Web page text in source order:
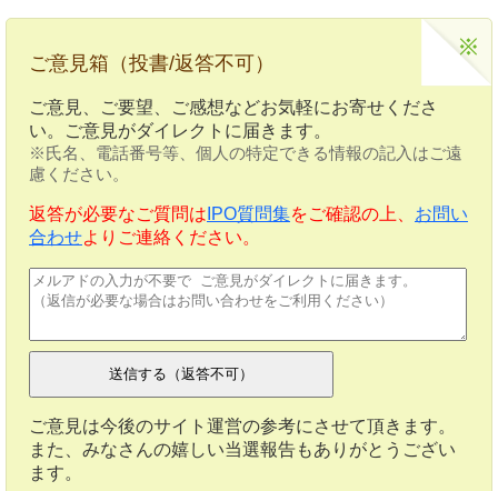
ご意見箱（投書/返答不可）
ご意見、ご要望、ご感想などお気軽にお寄せくださ
い。ご意見がダイレクトに届きます。
※氏名、電話番号等、個人の特定できる情報の記入はご遠
慮ください。
返答が必要なご質問は IPO質問集をご確認の上、 お問い
合わせよりご連絡ください。
ご意見は今後のサイト運営の参考にさせて頂きます。
また、みなさんの嬉しい当選報告もありがとうござい
ます。